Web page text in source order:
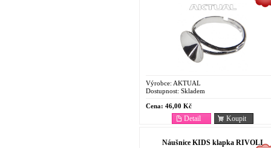
Výrobce: AKTUAL
Dostupnost: Skladem
Cena: 46,00 Kč
Koupit
Detail
Náušnice KIDS klapka RIVOLI